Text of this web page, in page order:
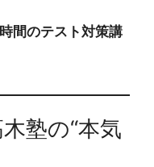
間のテスト対策講
塾の“本気